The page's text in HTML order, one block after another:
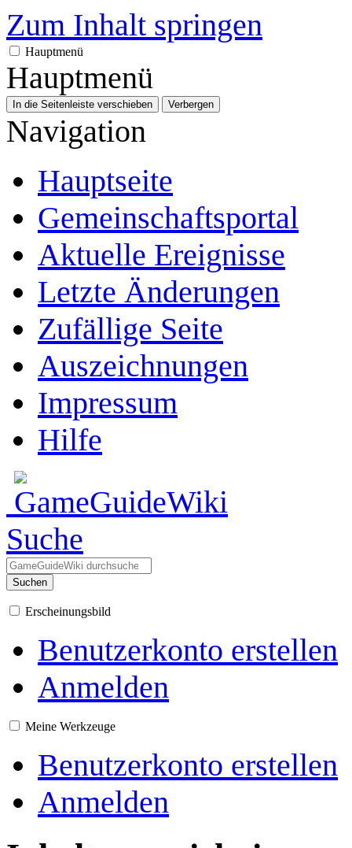
Zum Inhalt springen
Hauptmenü
Hauptmenü
In die Seitenleiste verschieben Verbergen
Navigation
Hauptseite
Gemeinschafts­portal
Aktuelle Ereignisse
Letzte Änderungen
Zufällige Seite
Auszeichnungen
Impressum
Hilfe
Suche
Suchen
Erscheinungsbild
Benutzerkonto erstellen
Anmelden
Meine Werkzeuge
Benutzerkonto erstellen
Anmelden